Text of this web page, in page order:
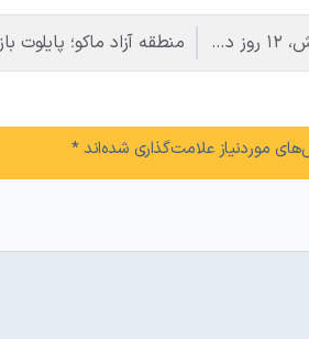
شعار هفته دولت ۱۴۰۴ اعلام شد: «۱۲ ماه تلاش، ۱۲ روز دفاع»
موردنیاز علامت‌گذاری شده‌اند*